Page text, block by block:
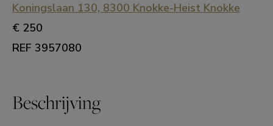
Koningslaan 130, 8300 Knokke-Heist Knokke
€ 250
REF 3957080
Beschrijving